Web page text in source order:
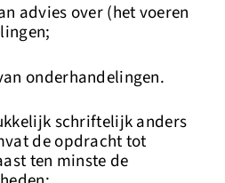
over (het voeren
schriftelijk anders
de opdracht tot
ten minste de